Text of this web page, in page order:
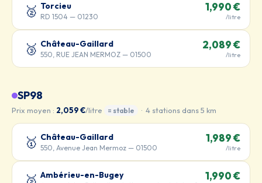
🥈 Torcieu
RD 1504 — 01230
1,990 €
/litre
🥉 Château-Gaillard
550, RUE JEAN MERMOZ — 01500
2,089 €
/litre
SP98
Prix moyen : 2,059 €/litre = stable · 4 stations dans 5 km
🥇 Château-Gaillard
550, Avenue Jean Mermoz — 01500
1,989 €
/litre
Ambérieu-en-Bugey 1,990 €